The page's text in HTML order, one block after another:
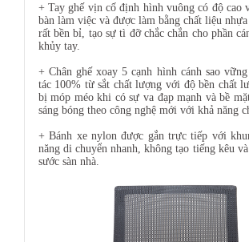
+ Tay ghế vịn cố định hình vuông có độ cao
bàn làm việc và được làm bằng chất liệu nhựa
rất bền bỉ, tạo sự tì đỡ chắc chắn cho phần
khủy tay.
+ Chân ghế xoay 5 cạnh hình cánh sao
tác 100% từ sắt chất lượng với độ bền chất
bị móp méo khi có sự va đạp mạnh và bề
sáng bóng theo công nghệ mới với khả năng
+ Bánh xe nylon được gắn trực tiếp với
năng di chuyển nhanh, không tạo tiếng kêu
sước sàn nhà.